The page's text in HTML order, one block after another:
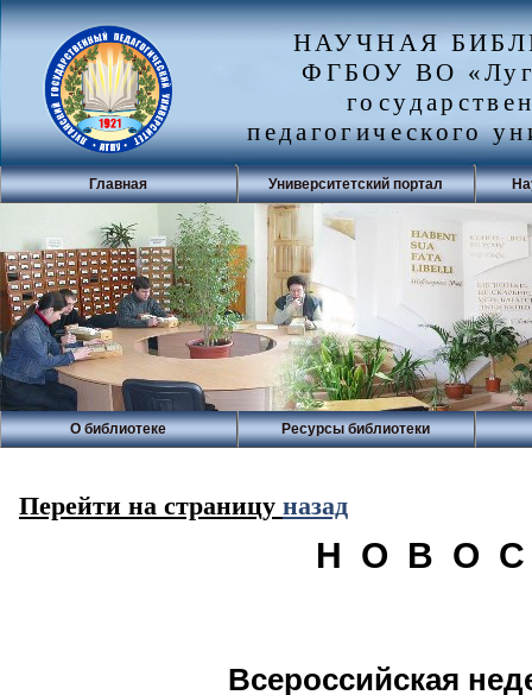
НАУЧНАЯ
ФГБОУ ВО
педагогического
Главная Университетский портал
О библиотеке Ресурсы библиотеки
Перейти на страницу назад
Н О В О
Всероссийская